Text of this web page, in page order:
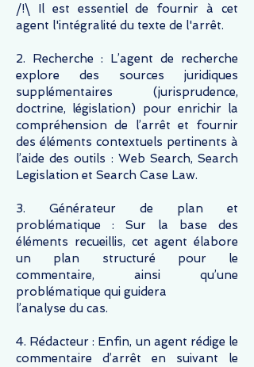
/!\ Il est essentiel de fournir à cet
agent l'intégralité du texte de l'arrêt.
2. Recherche : L’agent de recherche
explore des sources juridiques
supplémentaires (jurisprudence,
doctrine, législation) pour enrichir la
compréhension de l’arrêt et fournir
des éléments contextuels pertinents à
l’aide des outils : Web Search, Search
Legislation et Search Case Law.
3. Générateur de plan et
problématique : Sur la base des
éléments recueillis, cet agent élabore
un plan structuré pour le
commentaire, ainsi qu’une
problématique qui guidera
l’analyse du cas.
4. Rédacteur : Enfin, un agent rédige le
commentaire d’arrêt en suivant le